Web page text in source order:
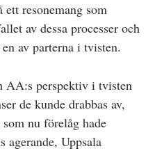
resonemang som
av dessa processer och
av parterna i tvisten.
AA:s perspektiv i tvisten
de kunde drabbas av,
nu förelåg hade
agerande, Uppsala